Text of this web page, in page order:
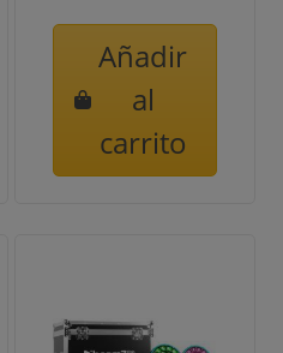
Añadir
al
carrito